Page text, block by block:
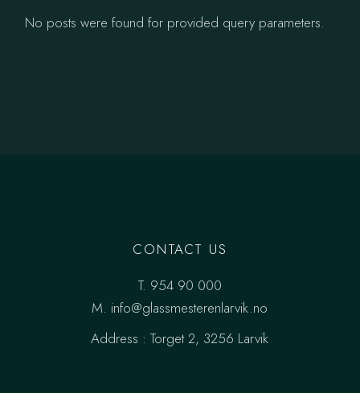
No posts were found for provided query parameters.
CONTACT US
T. 954 90 000
M. info@glassmesterenlarvik.no
Address :Torget 2, 3256 Larvik